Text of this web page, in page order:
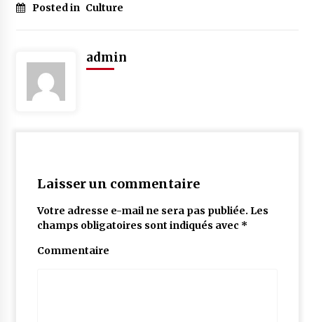
Posted in Culture
admin
Laisser un commentaire
Votre adresse e-mail ne sera pas publiée. Les
champs obligatoires sont indiqués avec *
Commentaire